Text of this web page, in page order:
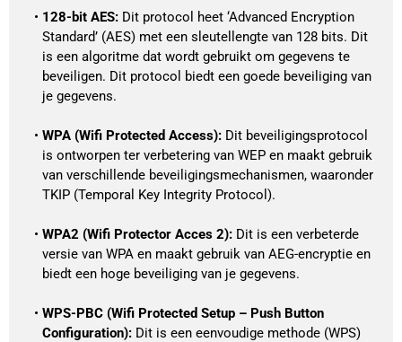
128-bit AES: Dit protocol heet ‘Advanced Encryption
Standard’ (AES) met een sleutellengte van 128 bits. Dit
is een algoritme dat wordt gebruikt om gegevens te
beveiligen. Dit protocol biedt een goede beveiliging van
je gegevens.
WPA (Wifi Protected Access): Dit beveiligingsprotocol
is ontworpen ter verbetering van WEP en maakt gebruik
van verschillende beveiligingsmechanismen, waaronder
TKIP (Temporal Key Integrity Protocol).
WPA2 (Wifi Protector Acces 2): Dit is een verbeterde
versie van WPA en maakt gebruik van AEG-encryptie en
biedt een hoge beveiliging van je gegevens.
WPS-PBC (Wifi Protected Setup – Push Button
Configuration): Dit is een eenvoudige methode (WPS)